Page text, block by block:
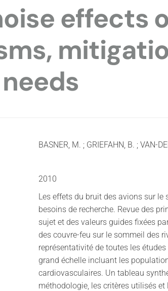
effects
BASNER, M. ; GRIEFAHN, B. ; VAN-
2010
Les effets du bruit des avions sur le
besoins de recherche. Revue des
sujet et des valeurs guides fixées
des couvre-feu sur le sommeil des
représentativité de toutes les
grand échelle incluant les
cardiovasculaires. Un tableau
méthodologie, les critères utilisés